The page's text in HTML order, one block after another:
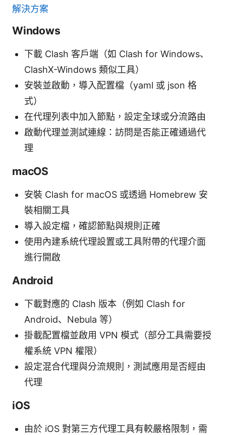
解決方案
Windows
下載 Clash 客戶端（如 Clash for Windows、
ClashX-Windows 類似工具）
安裝並啟動，導入配置檔（yaml 或 json 格
式）
在代理列表中加入節點，設定全球或分流路由
啟動代理並測試連線：訪問是否能正確通過代
理
macOS
安裝 Clash for macOS 或透過 Homebrew 安
裝相關工具
導入設定檔，確認節點與規則正確
使用內建系統代理設置或工具附帶的代理介面
進行開啟
Android
下載對應的 Clash 版本（例如 Clash for
Android、Nebula 等）
掛載配置檔並啟用 VPN 模式（部分工具需要授
權系統 VPN 權限）
設定混合代理與分流規則，測試應用是否經由
代理
iOS
由於 iOS 對第三方代理工具有較嚴格限制，需